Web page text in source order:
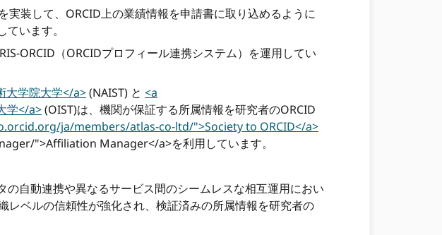
実装して、ORCID上の業績情報を申請書に取り込めるように
います。
ORCID（ORCIDプロフィール連携システム）を運用してい
学院大学</a>(NAIST) と <a
学</a>(OIST)は、機関が保証する所属情報を研究者のORCID
ja/members/atlas-co-ltd/">Society to ORCID</a>
">Affiliation Manager</a>を利用しています。
自動連携や異なるサービス間のシームレスな相互運用におい
ベルの信頼性が強化され、検証済みの所属情報を研究者の